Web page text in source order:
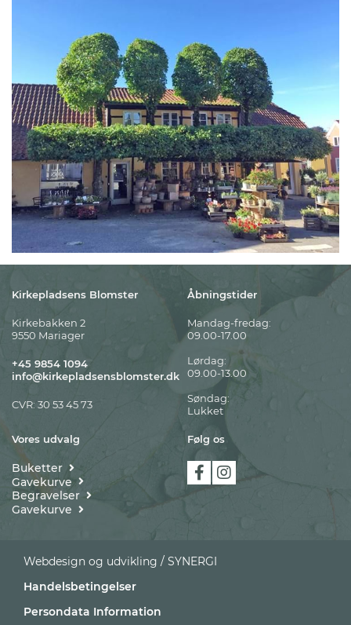
Kirkepladsens Blomster
Kirkebakken 2
9550 Mariager
+45 9854 1094
info@kirkepladsensblomster.dk
CVR: 30 53 45 73
Åbningstider
Mandag-fredag:
09.00-17.00
Lørdag:
09.00-13.00
Søndag:
Lukket
Vores udvalg
Buketter
Gavekurve
Begravelser
Gavekurve
Følg os
Webdesign og udvikling / SYNERGI
Handelsbetingelser
Persondata Information